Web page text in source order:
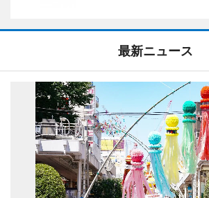
最新ニュース